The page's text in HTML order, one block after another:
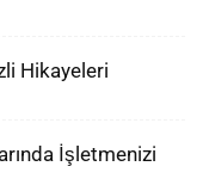
Hikayeleri
İşletmenizi